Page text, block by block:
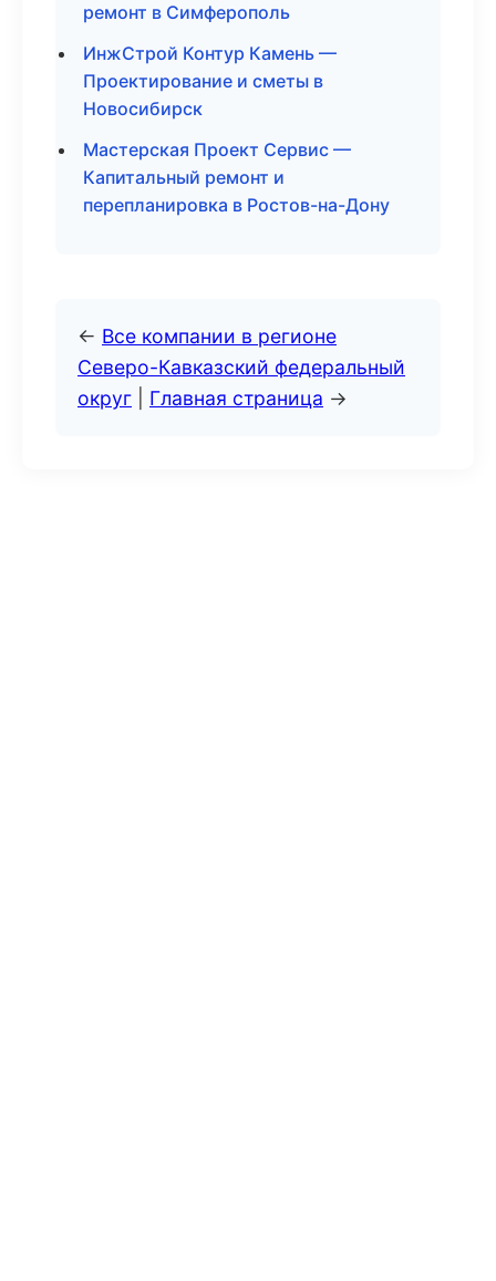
ремонт в Симферополь
ИнжСтрой Контур Камень —
Проектирование и сметы в
Новосибирск
Мастерская Проект Сервис —
Капитальный ремонт и
перепланировка в Ростов-на-Дону
← Все компании в регионе
Северо-Кавказский федеральный
округ
Главная страница →